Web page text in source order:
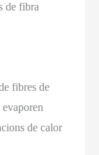
de fibra
fibres de
de calor